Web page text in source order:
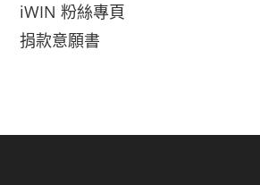
iWIN 粉絲專頁
捐款意願書